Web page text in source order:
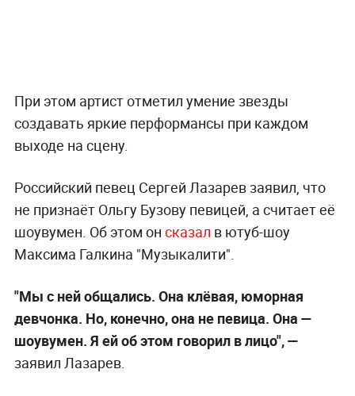
При этом артист отметил умение звезды
создавать яркие перформансы при каждом
выходе на сцену.
Российский певец Сергей Лазарев заявил, что
не признаёт Ольгу Бузову певицей, а считает её
шоувумен. Об этом он сказал в ютуб-шоу
Максима Галкина "Музыкалити".
"Мы с ней общались. Она клёвая, юморная
девчонка. Но, конечно, она не певица. Она —
шоувумен. Я ей об этом говорил в лицо", —
заявил Лазарев.